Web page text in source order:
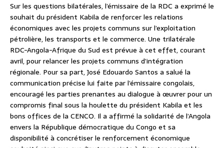
Sur les questions bilatérales, l’émissaire de la RDC a exprimé le
souhait du président Kabila de renforcer les relations
économiques avec les projets communs sur l’exploitation
pétrolière, les transports et le commerce. Une trilatérale
RDC-Angola-Afrique du Sud est prévue à cet effet, courant
avril, pour relancer les projets communs d’intégration
régionale. Pour sa part, José Edouardo Santos a salué la
communication précise lui faite par l’émissaire congolais,
encouragé les parties prenantes au dialogue à œuvrer pour un
compromis final sous la houlette du président Kabila et les
bons offices de la CENCO. Il a affirmé la solidarité de l’Angola
envers la République démocratique du Congo et sa
disponibilité à concrétiser le renforcement économique